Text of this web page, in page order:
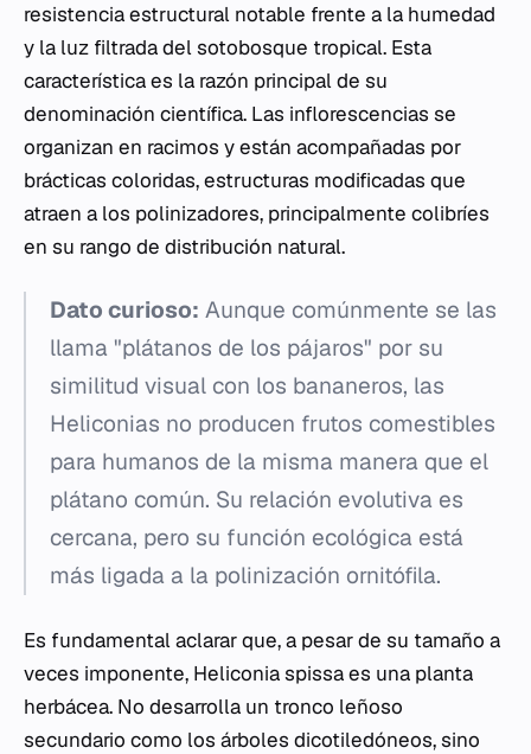
resistencia estructural notable frente a la humedad
y la luz filtrada del sotobosque tropical. Esta
característica es la razón principal de su
denominación científica. Las inflorescencias se
organizan en racimos y están acompañadas por
brácticas coloridas, estructuras modificadas que
atraen a los polinizadores, principalmente colibríes
en su rango de distribución natural.
Dato curioso: Aunque comúnmente se las
llama "plátanos de los pájaros" por su
similitud visual con los bananeros, las
Heliconias no producen frutos comestibles
para humanos de la misma manera que el
plátano común. Su relación evolutiva es
cercana, pero su función ecológica está
más ligada a la polinización ornitófila.
Es fundamental aclarar que, a pesar de su tamaño a
veces imponente, Heliconia spissaes una planta
herbácea. No desarrolla un tronco leñoso
secundario como los árboles dicotiledóneos, sino